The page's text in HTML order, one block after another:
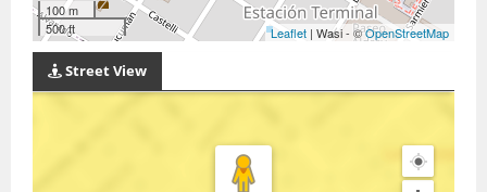
100 m
500 ft
Leaflet | Wasi - ©OpenStreetMap
Street View